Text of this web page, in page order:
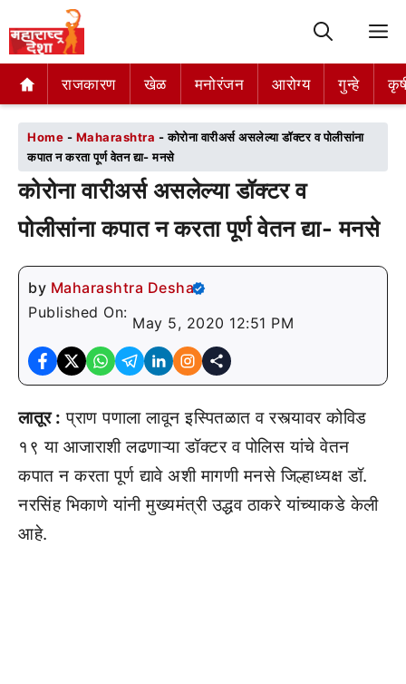
राजकारण खेळ मनोरंजन आरोग्य गुन्हे
राजकारण खेळ मनोरंजन आरोग्य गुन्हे
Home - Maharashtra -कोरोना वारीअर्स असलेल्या डॉक्टर व पोलीसांना
कपात न करता पूर्ण वेतन द्या- मनसे
कोरोना वारीअर्स असलेल्या डॉक्टर व
पोलीसांना कपात न करता पूर्ण वेतन द्या- मनसे
by Maharashtra Desha
Published On:
May 5, 2020 12:51 PM
लातूर : प्राण पणाला लावून इस्पितळात व रस्त्यावर कोविड
१९ या आजाराशी लढणाऱ्या डॉक्टर व पोलिस यांचे वेतन
कपात न करता पूर्ण द्यावे अशी मागणी मनसे जिल्हाध्यक्ष डॉ.
नरसिंह भिकाणे यांनी मुख्यमंत्री उद्धव ठाकरे यांच्याकडे केली
आहे.